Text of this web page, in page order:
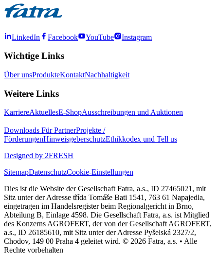
LinkedIn Facebook YouTube Instagram
Wichtige Links
Über unsProdukteKontaktNachhaltigkeit
Weitere Links
KarriereAktuellesE-ShopAusschreibungen und Auktionen
Downloads Für PartnerProjekte /
FörderungenHinweisgeberschutzEthikkodex und Tell us
Designed by 2FRESH
SitemapDatenschutzCookie-Einstellungen
Dies ist die Website der Gesellschaft Fatra, a.s., ID 27465021, mit
Sitz unter der Adresse třída Tomáše Bati 1541, 763 61 Napajedla,
eingetragen im Handelsregister beim Regionalgericht in Brno,
Abteilung B, Einlage 4598. Die Gesellschaft Fatra, a.s. ist Mitglied
des Konzerns AGROFERT, der von der Gesellschaft AGROFERT,
a.s., ID 26185610, mit Sitz unter der Adresse Pyšelská 2327/2,
Chodov, 149 00 Praha 4 geleitet wird. © 2026 Fatra, a.s. • Alle
Rechte vorbehalten